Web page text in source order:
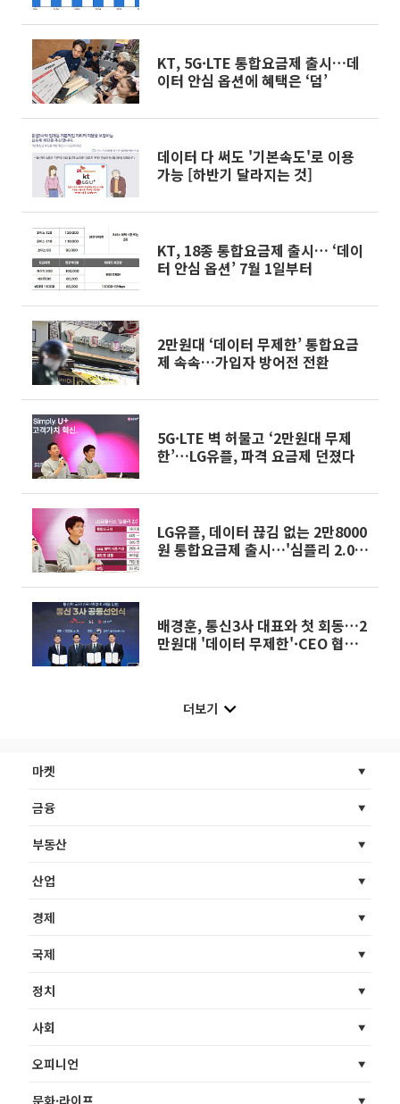
KT, 5G·LTE 통합요금제 출시…데
이터 안심 옵션에 혜택은 ‘덤’
데이터 다 써도 '기본속도'로 이용
가능 [하반기 달라지는 것]
KT, 18종 통합요금제 출시… ‘데이
터 안심 옵션’ 7월 1일부터
2만원대 ‘데이터 무제한’ 통합요금
제 속속…가입자 방어전 전환
5G·LTE 벽 허물고 ‘2만원대 무제
한’…LG유플, 파격 요금제 던졌다
LG유플, 데이터 끊김 없는 2만8000
원 통합요금제 출시…'심플리 2.0'
배경훈, 통신3사 대표와 첫 회동…2
만원대 '데이터 무제한'·CEO 협의
더보기
마켓
금융
부동산
산업
경제
국제
정치
사회
오피니언
문화·라이프